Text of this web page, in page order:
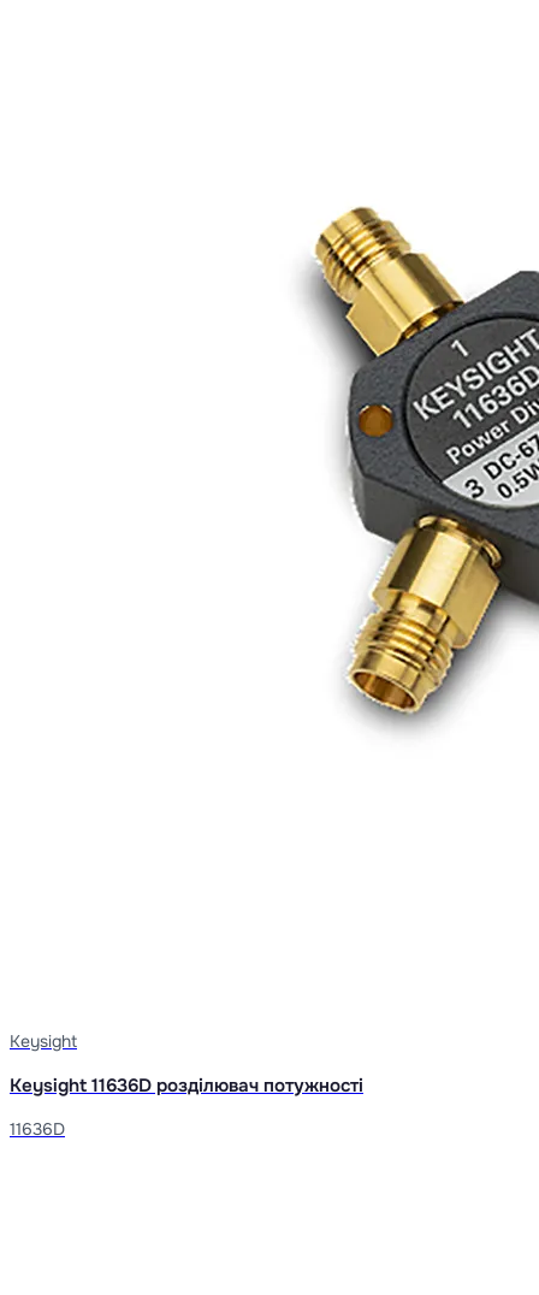
Keysight
Keysight 11636D розділювач потужності
11636D